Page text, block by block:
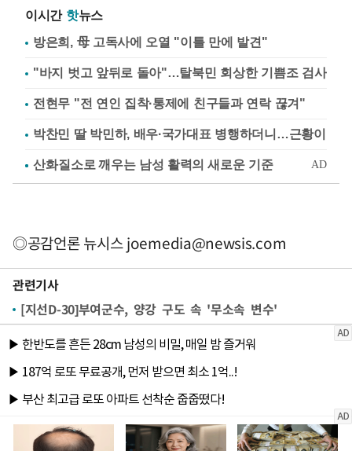
이시간 핫뉴스
방은희, 母 고독사에 오열 "이틀 만에 발견"
"바지 벗고 앞뒤로 돌아"…탈북민 회상한 기쁨조 검사
전현무 "전 연인 집착·통제에 친구들과 연락 끊겨"
박찬민 딸 박민하, 배우·국가대표 병행하더니…근황이
◎공감언론 뉴시스joemedia@newsis.com
관련기사
[지선D-30]부여군수, 양강 구도 속 '무소속 변수'